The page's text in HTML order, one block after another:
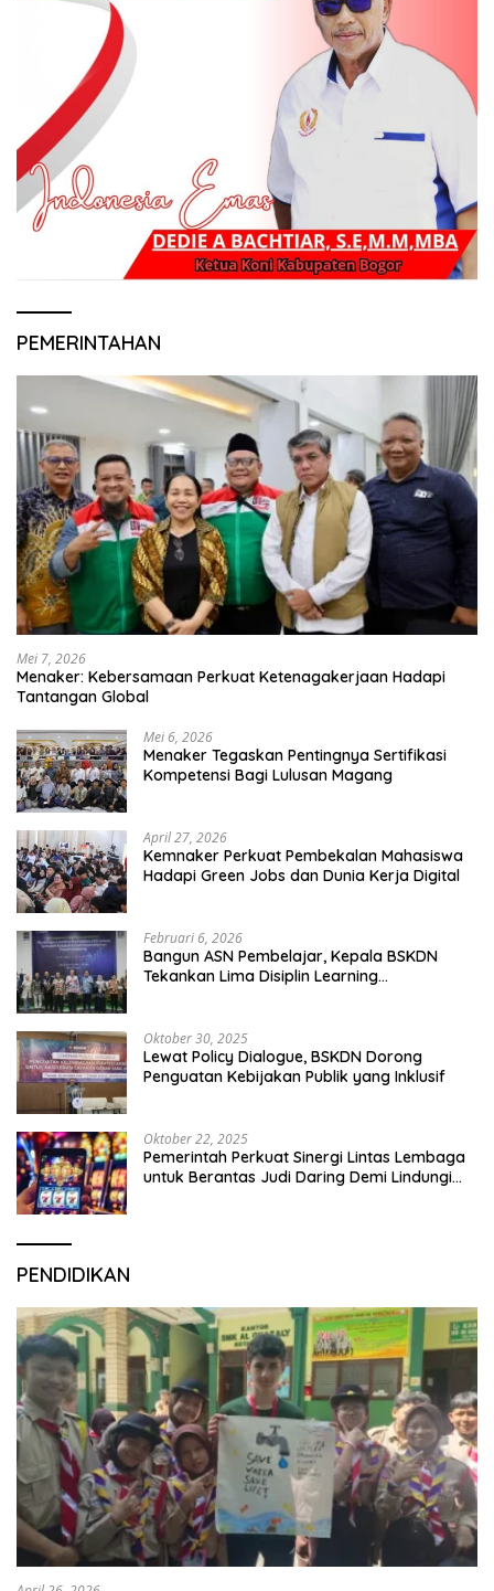
PEMERINTAHAN
Mei 7, 2026
Menaker: Kebersamaan Perkuat Ketenagakerjaan Hadapi
Tantangan Global
Mei 6, 2026
Menaker Tegaskan Pentingnya Sertifikasi
Kompetensi Bagi Lulusan Magang
April 27, 2026
Kemnaker Perkuat Pembekalan Mahasiswa
Hadapi Green Jobs dan Dunia Kerja Digital
Februari 6, 2026
Bangun ASN Pembelajar, Kepala BSKDN
Tekankan Lima Disiplin Learning
Oktober 30, 2025
Lewat Policy Dialogue, BSKDN Dorong
Penguatan Kebijakan Publik yang Inklusif
Oktober 22, 2025
Pemerintah Perkuat Sinergi Lintas Lembaga
untuk Berantas Judi Daring Demi Lindungi
PENDIDIKAN